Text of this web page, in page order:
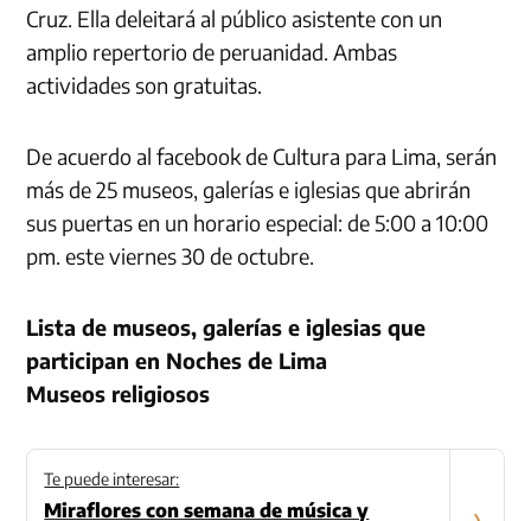
Cruz. Ella deleitará al público asistente con un
amplio repertorio de peruanidad. Ambas
actividades son gratuitas.
De acuerdo al facebook de Cultura para Lima, serán
más de 25 museos, galerías e iglesias que abrirán
sus puertas en un horario especial: de 5:00 a 10:00
pm. este viernes 30 de octubre.
Lista de museos, galerías e iglesias que
participan en Noches de Lima
Museos religiosos
Te puede interesar:
Miraflores con semana de música y